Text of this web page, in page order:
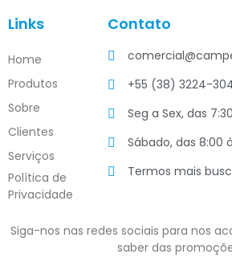
Links
Home
Produtos
Sobre
Clientes
Serviços
Política de
Privacidade
Contato
+55 (38) 3224-
Seg a Sex, das
Sábado, das 8:00
Termos mais
Siga-nos nas redes sociais para nos
saber das